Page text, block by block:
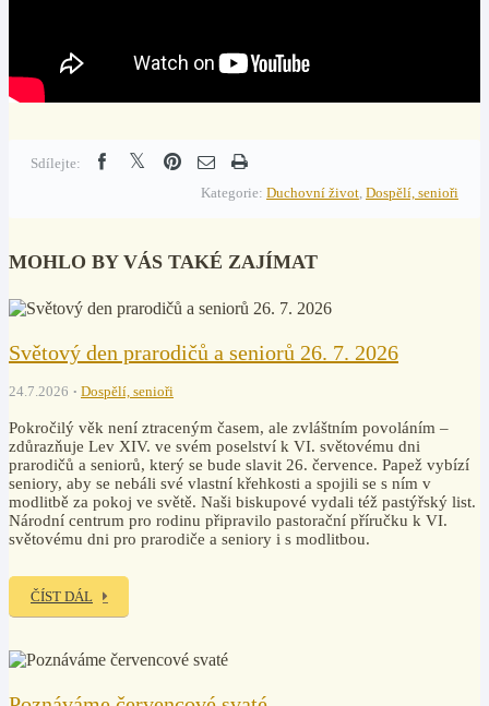
Sdílejte:
Kategorie: Duchovní život, Dospělí, senioři
MOHLO BY VÁS TAKÉ ZAJÍMAT
Světový den prarodičů a seniorů 26. 7. 2026
24.7.2026 Dospělí, senioři
Pokročilý věk není ztraceným časem, ale zvláštním povoláním –
zdůrazňuje Lev XIV. ve svém poselství k VI. světovému dni
prarodičů a seniorů, který se bude slavit 26. července. Papež vybízí
seniory, aby se nebáli své vlastní křehkosti a spojili se s ním v
modlitbě za pokoj ve světě. Naši biskupové vydali též pastýřský list.
Národní centrum pro rodinu připravilo pastorační příručku k VI.
světovému dni pro prarodiče a seniory i s modlitbou.
ČÍST DÁL